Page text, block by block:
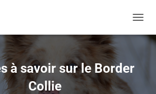
à savoir sur le Border
Collie